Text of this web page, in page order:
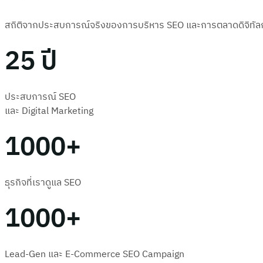
สถิติจากประสบการณ์จริงของการบริหาร SEO และการตลาดดิจิทั
25 ปี
ประสบการณ์ SEO
และ Digital Marketing
1000+
ธุรกิจที่เราดูแล SEO
1000+
Lead-Gen และ E-Commerce SEO Campaign